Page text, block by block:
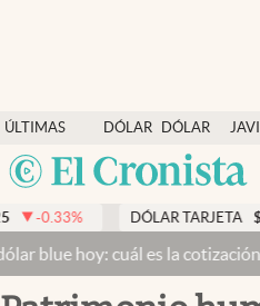
ÚLTIMAS
NOTICIAS
DÓLAR
DÓLAR
BLUE
Dólar
Members
Economía y Política
Finanzas y Mercados
Mercados Online
DÓLAR TARJETA $ 1976
cuál es la cotización del